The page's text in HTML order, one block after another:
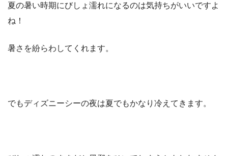
夏の暑い時期にびしょ濡れになるのは気持ちがいいですよ
ね！
暑さを紛らわしてくれます。
でもディズニーシーの夜は夏でもかなり冷えてきます。